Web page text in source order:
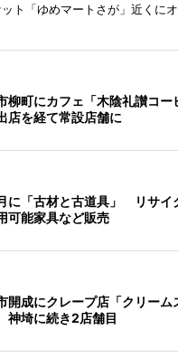
ト「ゆめマートさが」近くに
柳町にカフェ「木陰礼讃コ
店を経て常設店舗に
に「古材と古道具」 リサイ
可能家具など販売
開成にクレープ店「クリーム
埼に続き2店舗目